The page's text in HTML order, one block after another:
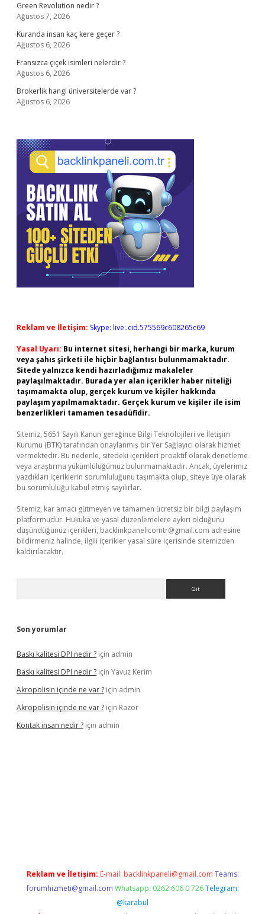
Green Revolution nedir ?
Ağustos 7, 2026
Kuranda insan kaç kere geçer ?
Ağustos 6, 2026
Fransızca çiçek isimleri nelerdir ?
Ağustos 6, 2026
Brokerlik hangi üniversitelerde var ?
Ağustos 6, 2026
Reklam ve İletişim: Skype: live:.cid.575569c608265c69
Yasal Uyarı: Bu internet sitesi, herhangi bir marka, kurum
veya şahıs şirketi ile hiçbir bağlantısı bulunmamaktadır.
Sitede yalnızca kendi hazırladığımız makaleler
paylaşılmaktadır. Burada yer alan içerikler haber niteliği
taşımamakta olup, gerçek kurum ve kişiler hakkında
paylaşım yapılmamaktadır. Gerçek kurum ve kişiler ile isim
benzerlikleri tamamen tesadüfidir.
Sitemiz, 5651 Sayılı Kanun gereğince Bilgi Teknolojileri ve İletişim
Kurumu (BTK) tarafından onaylanmış bir Yer Sağlayıcı olarak hizmet
vermektedir. Bu nedenle, sitedeki içerikleri proaktif olarak denetleme
veya araştırma yükümlülüğümüz bulunmamaktadır. Ancak, üyelerimiz
yazdıkları içeriklerin sorumluluğunu taşımakta olup, siteye üye olarak
bu sorumluluğu kabul etmiş sayılırlar.
Sitemiz, kar amacı gütmeyen ve tamamen ücretsiz bir bilgi paylaşım
platformudur. Hukuka ve yasal düzenlemelere aykırı olduğunu
düşündüğünüz içerikleri, backlinkpanelicomtr@gmail.com adresine
bildirmeniz halinde, ilgili içerikler yasal süre içerisinde sitemizden
kaldırılacaktır.
Son yorumlar
Baskı kalitesi DPI nedir ? için admin
Baskı kalitesi DPI nedir ? için Yavuz Kerim
Akropolisin içinde ne var ? için admin
Akropolisin içinde ne var ? için Razor
Kontak insan nedir ? için admin
Reklam ve İletişim: E-mail: backlinkpaneli@gmail.com Teams:
forumhizmeti@gmail.com Whatsapp: 0262 606 0 726 Telegram:
@karabul